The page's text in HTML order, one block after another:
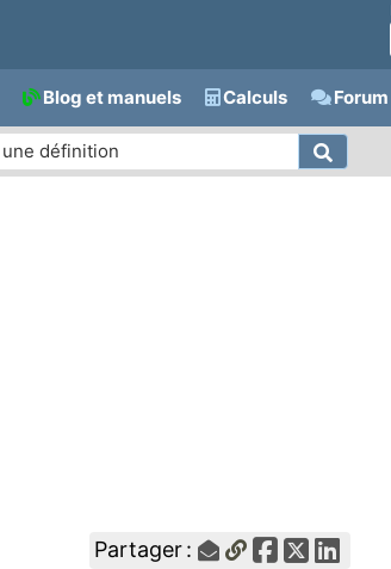
Blog et manuels Calculs
Partager :